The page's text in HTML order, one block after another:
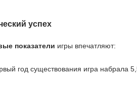
успех
показатели игры впечатляют:
год существования игра набрала